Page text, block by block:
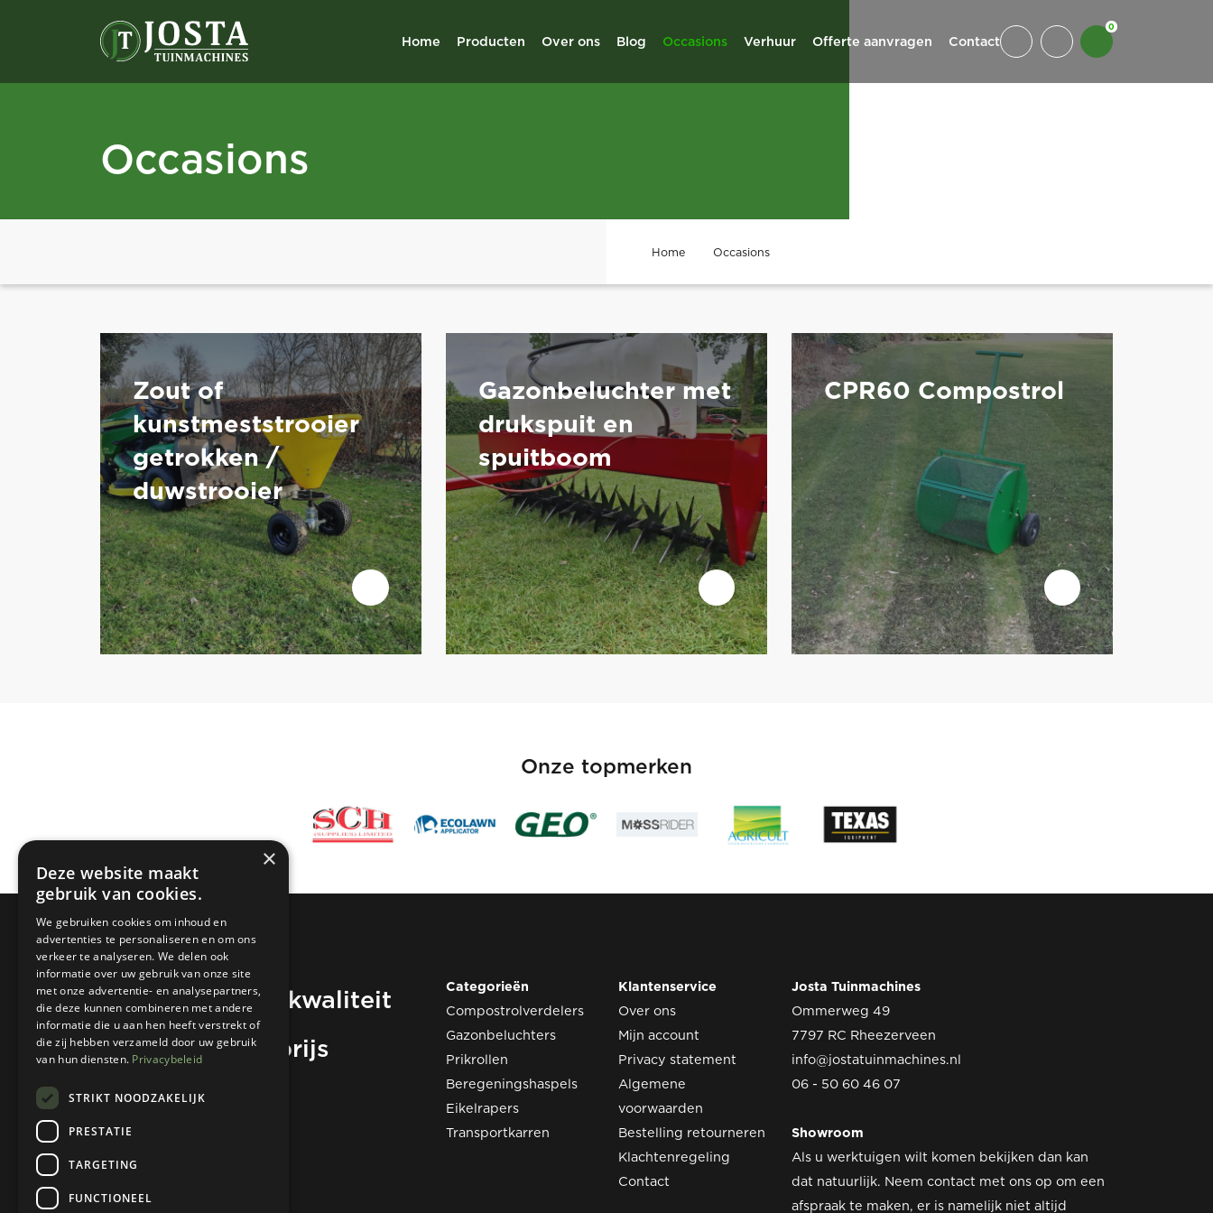
Home Producten Over ons Blog Occasions Verhuur Offerte aanvragen Contact
0
Occasions
Home Occasions
Zout of
kunstmeststrooier
getrokken /
duwstrooier
Gazonbeluchter met
drukspuit en
spuitboom
CPR60 Compostrol
Onze topmerken
Hoogwaardige kwaliteit
voor de beste prijs
Categorieën
Compostrolverdelers
Gazonbeluchters
Prikrollen
Beregeningshaspels
Eikelrapers
Transportkarren
Klantenservice
Over ons
Mijn account
Privacy statement
Algemene
voorwaarden
Bestelling retourneren
Klachtenregeling
Contact
Josta Tuinmachines
Ommerweg 49
7797 RC Rheezerveen
info@jostatuinmachines.nl
06 - 50 60 46 07
Showroom
Als u werktuigen wilt komen bekijken dan kan
dat natuurlijk. Neem contact met ons op om een
afspraak te maken, er is namelijk niet altijd
×
Deze website maakt
gebruik van cookies.
We gebruiken cookies om inhoud en
advertenties te personaliseren en om ons
verkeer te analyseren. We delen ook
informatie over uw gebruik van onze site
met onze advertentie- en analysepartners,
die deze kunnen combineren met andere
informatie die u aan hen heeft verstrekt of
die zij hebben verzameld door uw gebruik
van hun diensten. Privacybeleid
STRIKT NOODZAKELIJK
PRESTATIE
TARGETING
FUNCTIONEEL